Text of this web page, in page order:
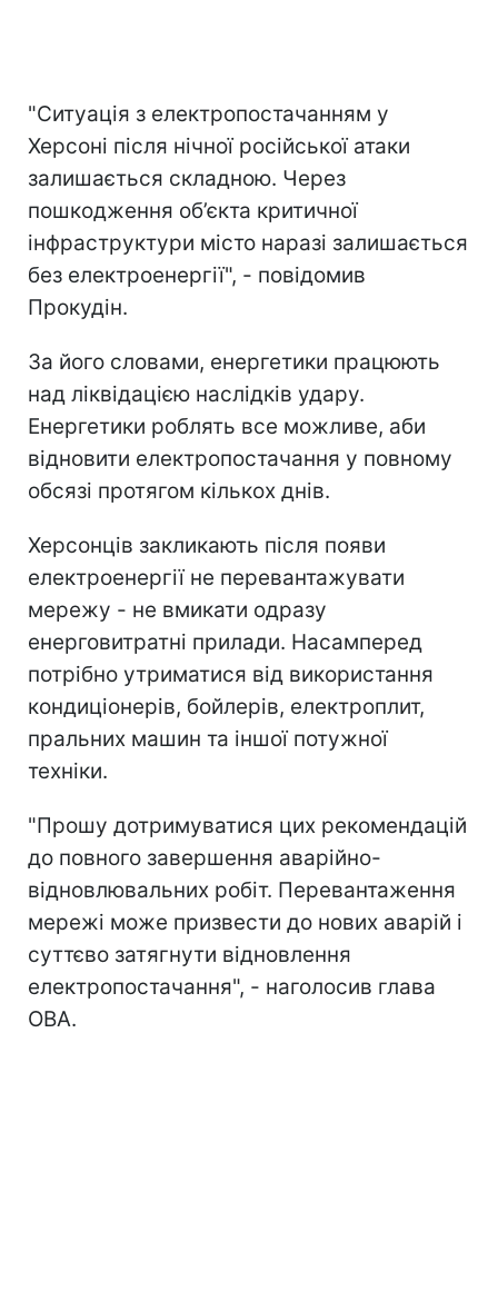
"Ситуація з електропостачанням у
Херсоні після нічної російської атаки
залишається складною. Через
пошкодження об’єкта критичної
інфраструктури місто наразі залишається
без електроенергії", - повідомив
Прокудін.
За його словами, енергетики працюють
над ліквідацією наслідків удару.
Енергетики роблять все можливе, аби
відновити електропостачання у повному
обсязі протягом кількох днів.
Херсонців закликають після появи
електроенергії не перевантажувати
мережу - не вмикати одразу
енерговитратні прилади. Насамперед
потрібно утриматися від використання
кондиціонерів, бойлерів, електроплит,
пральних машин та іншої потужної
техніки.
"Прошу дотримуватися цих рекомендацій
до повного завершення аварійно-
відновлювальних робіт. Перевантаження
мережі може призвести до нових аварій і
суттєво затягнути відновлення
електропостачання", - наголосив глава
ОВА.